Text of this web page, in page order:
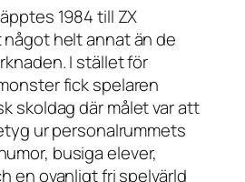
1984 till ZX
helt annat än de
I stället för
fick spelaren
skoldag där målet var att
ur personalrummets
busiga elever,
en ovanligt fri spelvärld